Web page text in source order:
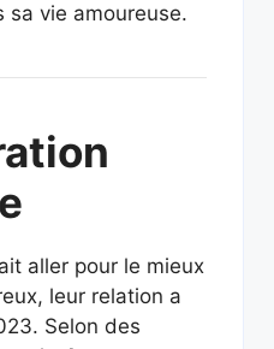
sa vie amoureuse.
aller pour le mieux
leur relation a
Selon des